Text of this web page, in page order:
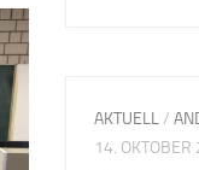
AKTUELL/
14. OKTOBER